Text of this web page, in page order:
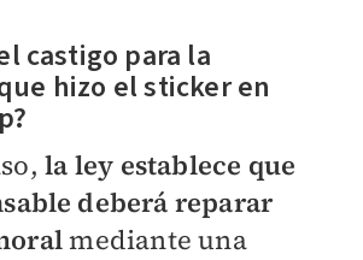
castigo para la
hizo el sticker en
la ley establece que
deberá reparar
mediante una